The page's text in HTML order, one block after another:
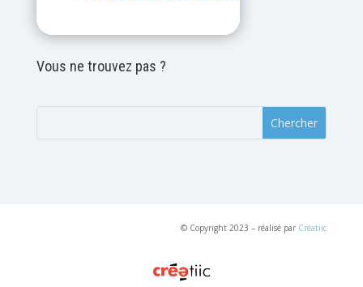
Vous ne trouvez pas ?
© Copyright 2023 – réalisé par Créatiic